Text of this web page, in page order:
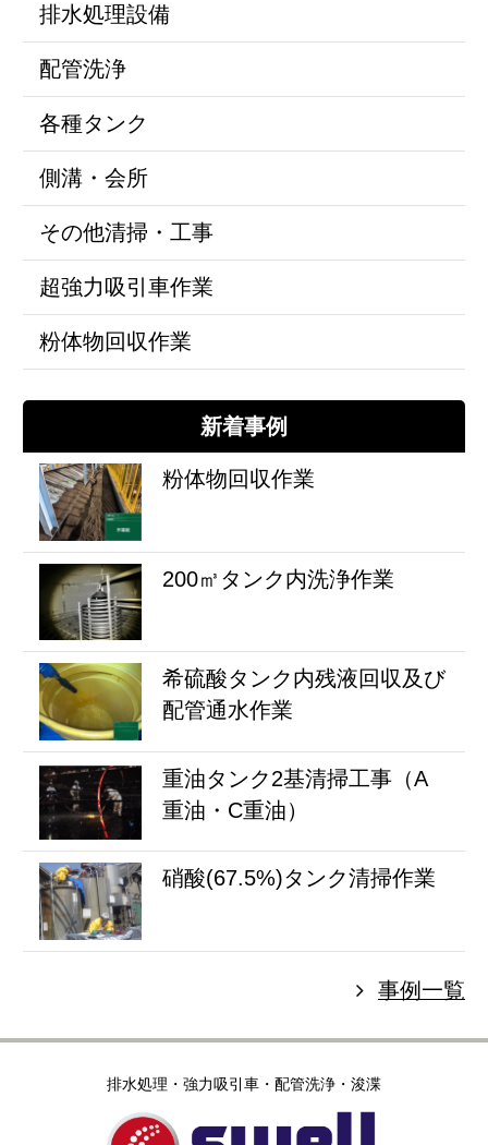
排水処理設備
配管洗浄
各種タンク
側溝・会所
その他清掃・工事
超強力吸引車作業
粉体物回収作業
新着事例
粉体物回収作業
200㎥タンク内洗浄作業
希硫酸タンク内残液回収及び
配管通水作業
重油タンク2基清掃工事（A
重油・C重油）
硝酸(67.5%)タンク清掃作業
事例一覧
排水処理・強力吸引車・配管洗浄・浚渫